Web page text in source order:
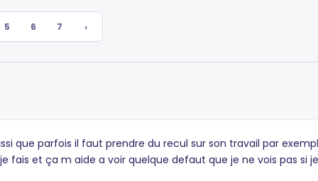
5 6 7 ›
que parfois il faut prendre du recul sur son travail par
fais et ça m aide a voir quelque defaut que je ne vois pas si